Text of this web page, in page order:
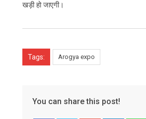
खड़ी हो जाएगी।
Tags: Arogya expo
You can share this post!